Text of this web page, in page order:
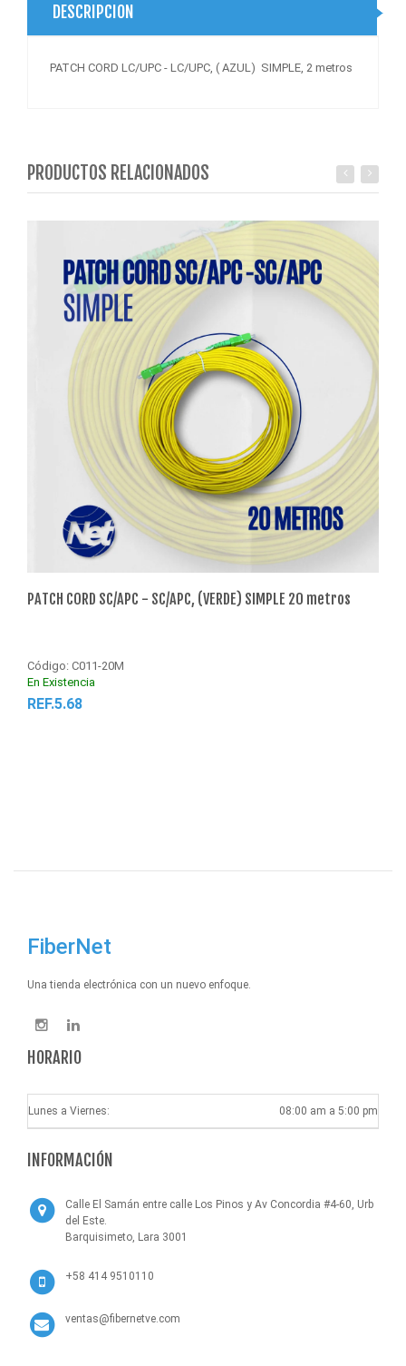
DESCRIPCION
PATCH CORD LC/UPC - LC/UPC, ( AZUL) SIMPLE, 2 metros
PRODUCTOS RELACIONADOS
PATCH CORD SC/APC - SC/APC, (VERDE) SIMPLE 20 metros
Código: C011-20M
En Existencia
REF.5.68
FiberNet
Una tienda electrónica con un nuevo enfoque.
HORARIO
Lunes a Viernes: 08:00 am a 5:00 pm
INFORMACIÓN
Calle El Samán entre calle Los Pinos y Av Concordia #4-60, Urb
del Este.
Barquisimeto, Lara 3001
+58 414 9510110
ventas@fibernetve.com